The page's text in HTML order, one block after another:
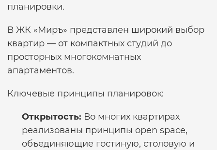
планировки.
В ЖК «Миръ» представлен широкий выбор
квартир — от компактных студий до
просторных многокомнатных
апартаментов.
Ключевые принципы планировок:
Открытость: Во многих квартирах
реализованы принципы open space,
объединяющие гостиную, столовую и